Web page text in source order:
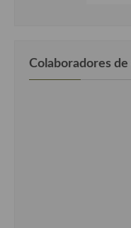
Colaboradores